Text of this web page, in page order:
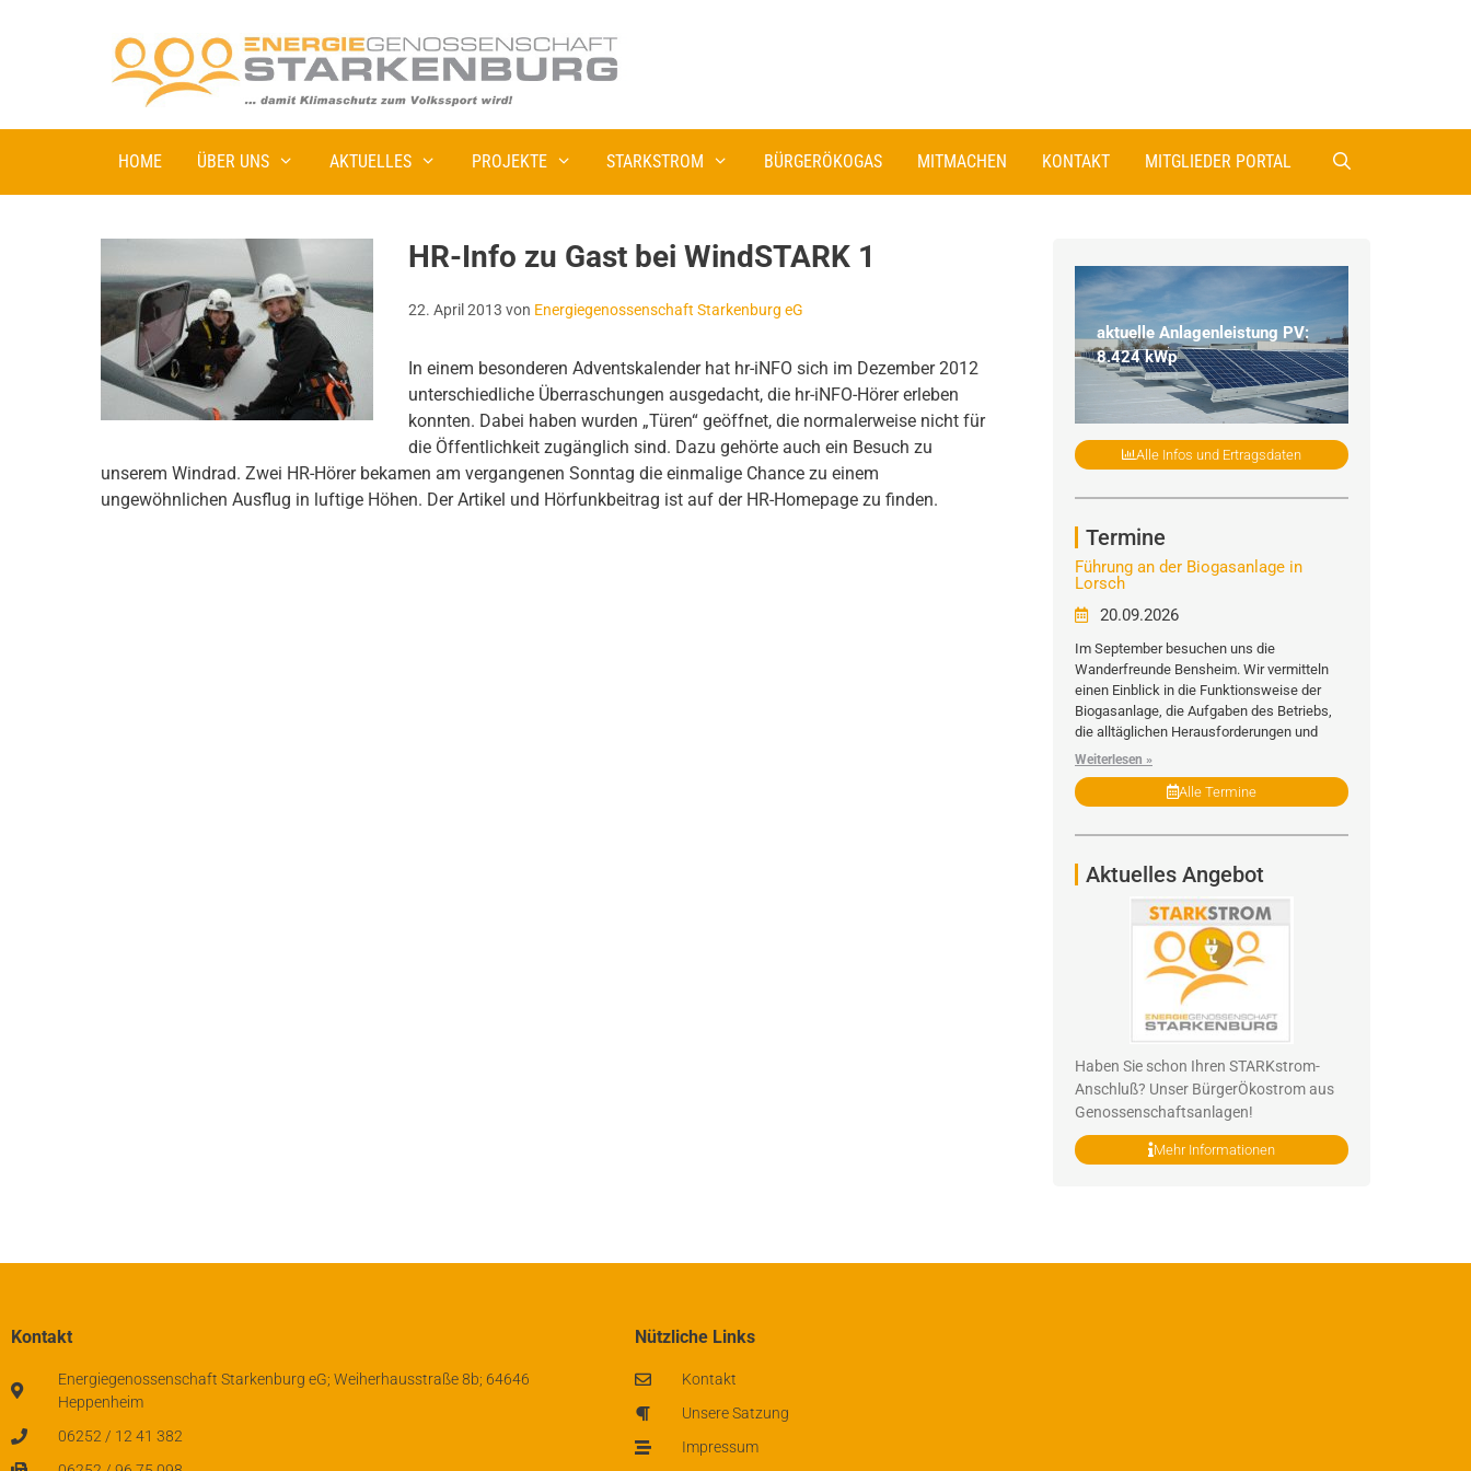
HOME ÜBER UNS AKTUELLES PROJEKTE STARKSTROM BÜRGERÖKOGAS MITMACHEN KONTAKT MITGLIEDER PORTAL
HR-Info zu Gast bei WindSTARK 1
22. April 2013 von Energiegenossenschaft Starkenburg eG
In einem besonderen Adventskalender hat hr-iNFO sich im Dezember 2012
unterschiedliche Überraschungen ausgedacht, die hr-iNFO-Hörer erleben
konnten. Dabei haben wurden „Türen“ geöffnet, die normalerweise nicht für
die Öffentlichkeit zugänglich sind. Dazu gehörte auch ein Besuch zu
unserem Windrad. Zwei HR-Hörer bekamen am vergangenen Sonntag die einmalige Chance zu einem
ungewöhnlichen Ausflug in luftige Höhen. Der Artikel und Hörfunkbeitrag ist auf der HR-Homepage zu finden.
aktuelle Anlagenleistung PV:
8.424 kWp
Alle Infos und Ertragsdaten
Termine
Führung an der Biogasanlage in
Lorsch
20.09.2026
Im September besuchen uns die
Wanderfreunde Bensheim. Wir vermitteln
einen Einblick in die Funktionsweise der
Biogasanlage, die Aufgaben des Betriebs,
die alltäglichen Herausforderungen und
Weiterlesen »
Alle Termine
Aktuelles Angebot
Haben Sie schon Ihren STARKstrom-
Anschluß? Unser BürgerÖkostrom aus
Genossenschaftsanlagen!
Mehr Informationen
Kontakt
Energiegenossenschaft Starkenburg eG; Weiherhausstraße 8b; 64646
Heppenheim
06252 / 12 41 382
Nützliche Links
Kontakt
Unsere Satzung
Impressum